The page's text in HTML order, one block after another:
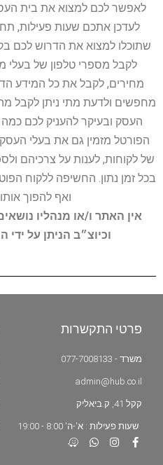
לאפשר לכם למצוא את בית
לעדכן אתכם שעות פעילות,
שתוכלו למצוא את הדרוש לכם
לקבל מספרי טלפון של בעלי
מחירים, לקבל את כל המידע
מחפשים ולדעת מתי ניתן לקבל
העסק ובעיקר להעניק לכם
הפורטל מזמין גם את בעלי
של לקוחות, לענות על צרכיהם
בכל זמן נתון. החשיפה ללקוח
ואף להפוך
אין האתר ו/או מנהליו
וכיוצ״ב הניתן על
פרטי התקשרות
משרד - 077-7008133
admin@hub.co.il
קקל 41, ק.ביאליק
שעות פעילות : א'-ה' 8:00 - 19:00